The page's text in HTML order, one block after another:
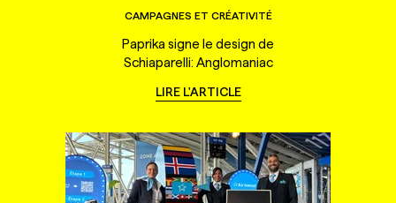
CAMPAGNES ET CRÉATIVITÉ
Paprika signe le design de
Schiaparelli: Anglomaniac
LIRE L'ARTICLE